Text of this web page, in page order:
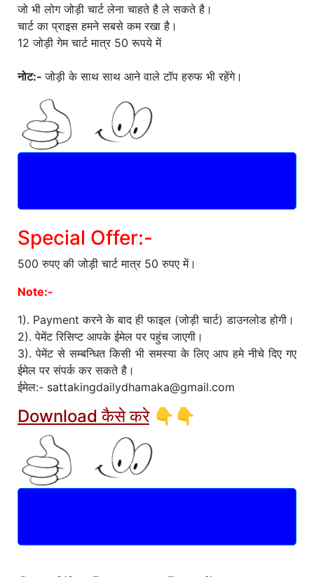
जो भी लोग जोड़ी चार्ट लेना चाहते है ले सकते है।
चार्ट का प्राइस हमने सबसे कम रखा है।
12 जोड़ी गेम चार्ट मात्र 50 रूपये में
नोट:-जोड़ी के साथ साथ आने वाले टॉप हरुफ भी रहेंगे।
Special Offer:-
500 रुपए की जोड़ी चार्ट मात्र 50 रुपए में।
Note:-
1). Payment करने के बाद ही फाइल (जोड़ी चार्ट) डाउनलोड होगी।
2). पेमेंट रिसिप्ट आपके ईमेल पर पहुंच जाएगी।
3). पेमेंट से सम्बन्धित किसी भी समस्या के लिए आप हमे नीचे दिए गए
ईमेल पर संपर्क कर सकते है।
ईमेल:- sattakingdailydhamaka@gmail.com
Download कैसे करे👇👇